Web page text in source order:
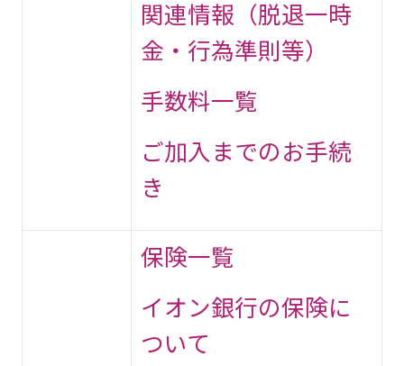
関連情報（脱退一時
金・行為準則等）
手数料一覧
ご加入までのお手続
き
保険一覧
イオン銀行の保険に
ついて